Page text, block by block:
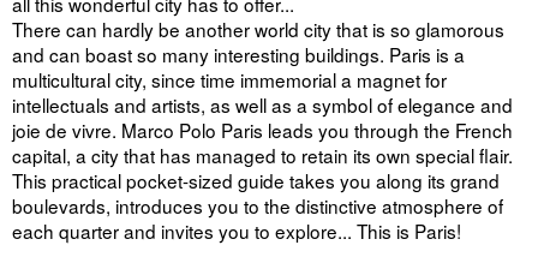
There can hardly be another world city that is so glamorous
and can boast so many interesting buildings. Paris is a
multicultural city, since time immemorial a magnet for
intellectuals and artists, as well as a symbol of elegance and
joie de vivre. Marco Polo Paris leads you through the French
capital, a city that has managed to retain its own special flair.
This practical pocket-sized guide takes you along its grand
boulevards, introduces you to the distinctive atmosphere of
each quarter and invites you to explore... This is Paris!